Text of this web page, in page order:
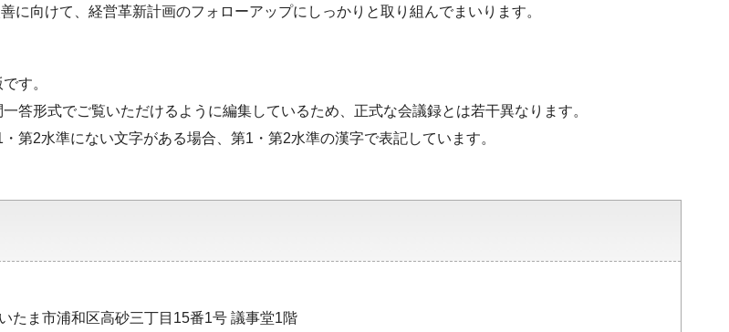
に向けて、経営革新計画のフォローアップにしっかりと取り組んでまいります。
す。
一答形式でご覧いただけるように編集しているため、正式な会議録とは若干異なります。
第2水準にない文字がある場合、第1・第2水準の漢字で表記しています。
たま市浦和区高砂三丁目15番1号 議事堂1階